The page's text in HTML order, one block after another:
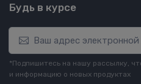
Будь в курсе
*Подпишитесь на нашу рассылку,
и информацию о новых продуктах